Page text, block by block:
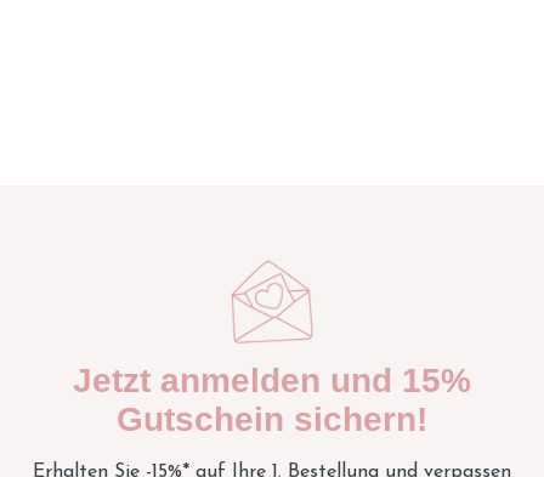
Jetzt anmelden und 15%
Gutschein sichern!
Erhalten Sie -15%* auf Ihre 1. Bestellung und verpassen